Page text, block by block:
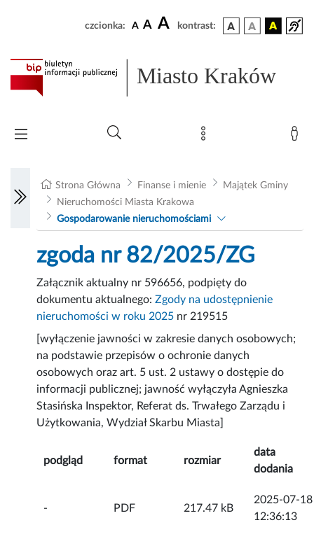
czcionka: A A A kontrast:
Miasto Kraków
Strona Główna Finanse i mienie
Majątek Gminy
Nieruchomości Miasta Krakowa
Gospodarowanie nieruchomościami
zgoda nr 82/2025/ZG
Załącznik aktualny nr 596656, podpięty do
dokumentu aktualnego:Zgody na udostępnienie
nieruchomości w roku 2025 nr 219515
[wyłączenie jawności w zakresie danych osobowych;
na podstawie przepisów o ochronie danych
osobowych oraz art. 5 ust. 2 ustawy o dostępie do
informacji publicznej; jawność wyłączyła Agnieszka
Stasińska Inspektor, Referat ds. Trwałego Zarządu i
Użytkowania, Wydział Skarbu Miasta]
podgląd format rozmiar
data
dodania
- PDF 217.47 kB
2025-07-18
12:36:13